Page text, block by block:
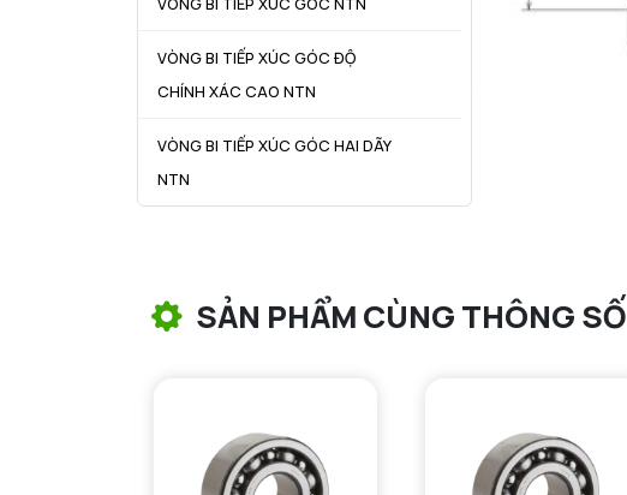
VÒNG BI TIẾP XÚC GÓC ĐỘ
CHÍNH XÁC CAO NTN
VÒNG BI TIẾP XÚC GÓC HAI DÃY
NTN
VÒNG BI ĐŨA TRỤ NTN
VÒNG BI KIM NTN
SẢN PHẨM CÙNG THÔNG SỐ